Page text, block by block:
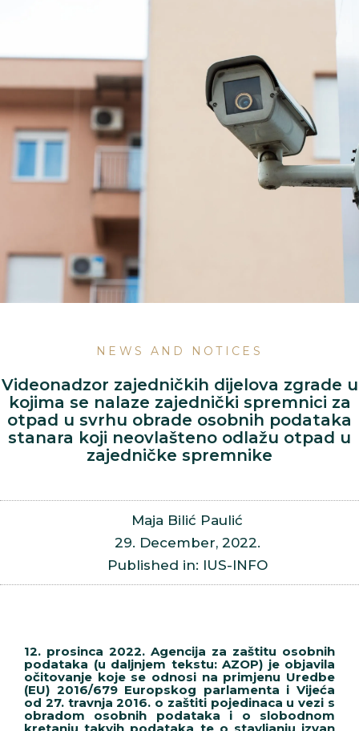
NEWS AND NOTICES
Videonadzor zajedničkih dijelova zgrade u
kojima se nalaze zajednički spremnici za
otpad u svrhu obrade osobnih podataka
stanara koji neovlašteno odlažu otpad u
zajedničke spremnike
Maja Bilić Paulić
29. December, 2022.
Published in: IUS-INFO
12. prosinca 2022. Agencija za zaštitu osobnih
podataka (u daljnjem tekstu: AZOP) je objavila
očitovanje koje se odnosi na primjenu Uredbe
(EU) 2016/679 Europskog parlamenta i Vijeća
od 27. travnja 2016. o zaštiti pojedinaca u vezi s
obradom osobnih podataka i o slobodnom